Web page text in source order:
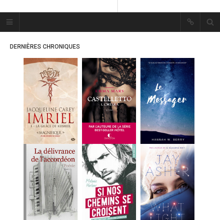
Plume Bleue
« Les mots sont les passants
« Les mots sont les passants
mystérieux de l’âme. »
ACCUEIL
LES PLUMES
MES FUTURES
LECTURES
MES CRITIQUES
MES ARTICLES
MARION
DERNIÈRES CHRONIQUES